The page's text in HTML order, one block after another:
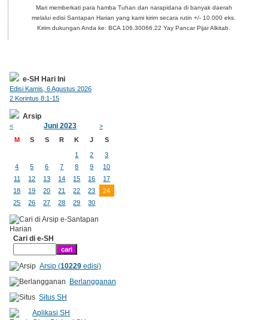
Mari memberkati para hamba Tuhan dan narapidana di banyak daerah
melalui edisi Santapan Harian yang kami kirim secara rutin +/- 10.000 eks.
Kirim dukungan Anda ke: BCA 106.30066.22 Yay Pancar Pijar Alkitab.
e-SH Hari Ini
Edisi Kamis, 6 Agustus 2026
2 Korintus 8:1-15
Arsip
< Juni 2023
>
M
S S R K J S
1 2
3
4
5 6 7 8 9
10
11
12 13 14 15 16
17
18
19 20 21 22 23
24
25
26 27 28 29 30
Cari di e-SH
Arsip (10229edisi)
Berlangganan
Situs SH
Aplikasi SH